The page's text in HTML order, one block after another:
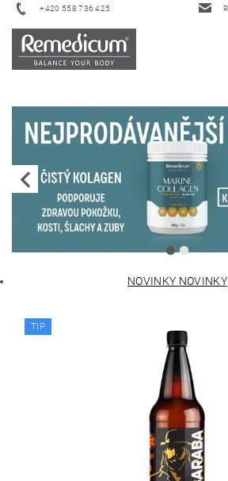
+420 558 736 425
NOVINKY NOVINKY
TIP